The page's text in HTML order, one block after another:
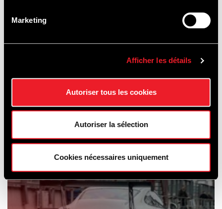
Marketing
Afficher les détails
Autoriser tous les cookies
Autoriser la sélection
Cookies nécessaires uniquement
VOITURES